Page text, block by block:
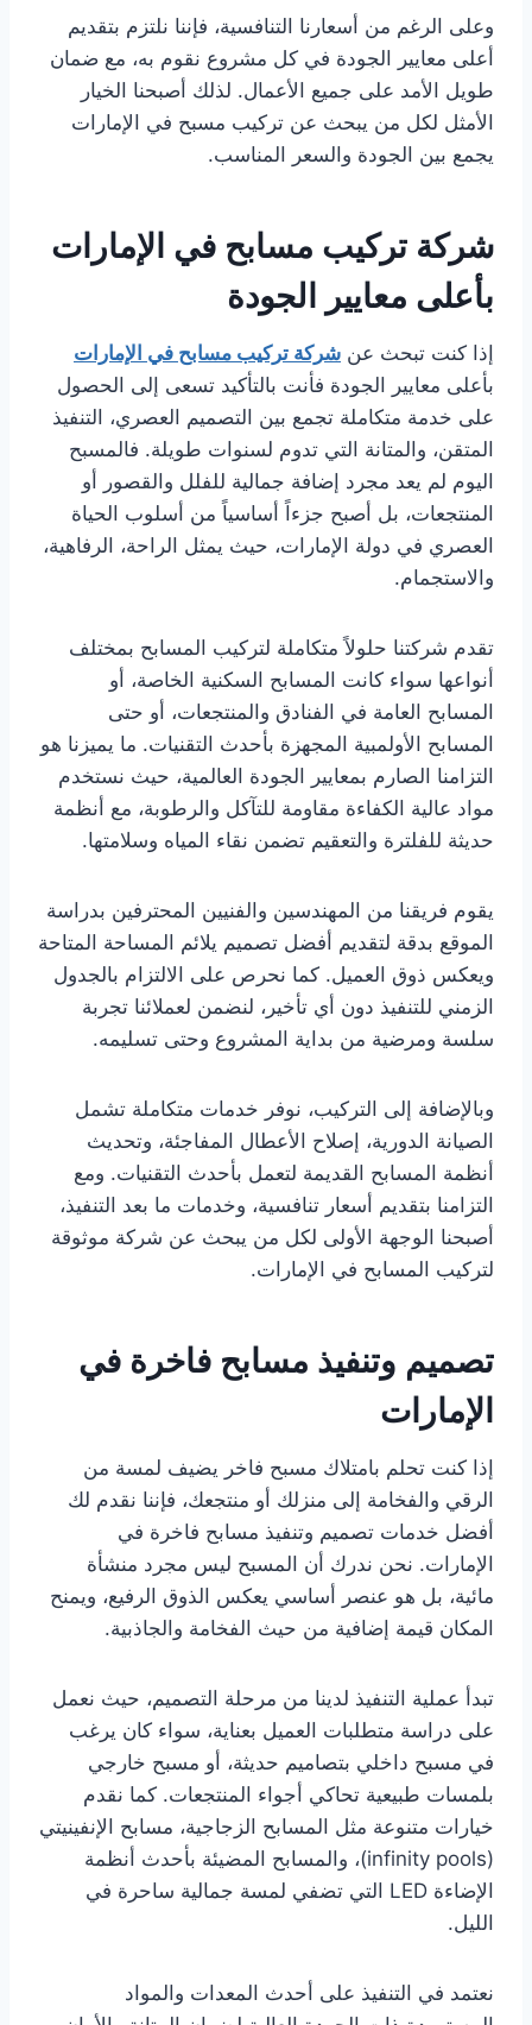
وعلى الرغم من أسعارنا التنافسية، فإننا نلتزم بتقديم
أعلى معايير الجودة في كل مشروع نقوم به، مع ضمان
طويل الأمد على جميع الأعمال. لذلك أصبحنا الخيار
الأمثل لكل من يبحث عن تركيب مسبح في الإمارات
يجمع بين الجودة والسعر المناسب.
شركة تركيب مسابح في الإمارات
بأعلى معايير الجودة
إذا كنت تبحث عن شركة تركيب مسابح في الإمارات
بأعلى معايير الجودة فأنت بالتأكيد تسعى إلى الحصول
على خدمة متكاملة تجمع بين التصميم العصري، التنفيذ
المتقن، والمتانة التي تدوم لسنوات طويلة. فالمسبح
اليوم لم يعد مجرد إضافة جمالية للفلل والقصور أو
المنتجعات، بل أصبح جزءاً أساسياً من أسلوب الحياة
العصري في دولة الإمارات، حيث يمثل الراحة، الرفاهية،
والاستجمام.
تقدم شركتنا حلولاً متكاملة لتركيب المسابح بمختلف
أنواعها سواء كانت المسابح السكنية الخاصة، أو
المسابح العامة في الفنادق والمنتجعات، أو حتى
المسابح الأولمبية المجهزة بأحدث التقنيات. ما يميزنا هو
التزامنا الصارم بمعايير الجودة العالمية، حيث نستخدم
مواد عالية الكفاءة مقاومة للتآكل والرطوبة، مع أنظمة
حديثة للفلترة والتعقيم تضمن نقاء المياه وسلامتها.
يقوم فريقنا من المهندسين والفنيين المحترفين بدراسة
الموقع بدقة لتقديم أفضل تصميم يلائم المساحة المتاحة
ويعكس ذوق العميل. كما نحرص على الالتزام بالجدول
الزمني للتنفيذ دون أي تأخير، لنضمن لعملائنا تجربة
سلسة ومرضية من بداية المشروع وحتى تسليمه.
وبالإضافة إلى التركيب، نوفر خدمات متكاملة تشمل
الصيانة الدورية، إصلاح الأعطال المفاجئة، وتحديث
أنظمة المسابح القديمة لتعمل بأحدث التقنيات. ومع
التزامنا بتقديم أسعار تنافسية، وخدمات ما بعد التنفيذ،
أصبحنا الوجهة الأولى لكل من يبحث عن شركة موثوقة
لتركيب المسابح في الإمارات.
تصميم وتنفيذ مسابح فاخرة في
الإمارات
إذا كنت تحلم بامتلاك مسبح فاخر يضيف لمسة من
الرقي والفخامة إلى منزلك أو منتجعك، فإننا نقدم لك
أفضل خدمات تصميم وتنفيذ مسابح فاخرة في
الإمارات. نحن ندرك أن المسبح ليس مجرد منشأة
مائية، بل هو عنصر أساسي يعكس الذوق الرفيع، ويمنح
المكان قيمة إضافية من حيث الفخامة والجاذبية.
تبدأ عملية التنفيذ لدينا من مرحلة التصميم، حيث نعمل
على دراسة متطلبات العميل بعناية، سواء كان يرغب
في مسبح داخلي بتصاميم حديثة، أو مسبح خارجي
بلمسات طبيعية تحاكي أجواء المنتجعات. كما نقدم
خيارات متنوعة مثل المسابح الزجاجية، مسابح الإنفينيتي
(infinity pools)، والمسابح المضيئة بأحدث أنظمة
الإضاءة LED التي تضفي لمسة جمالية ساحرة في
الليل.
نعتمد في التنفيذ على أحدث المعدات والمواد